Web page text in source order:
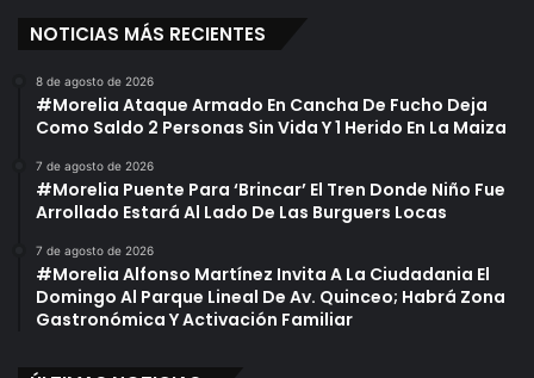
NOTICIAS MÁS RECIENTES
8 de agosto de 2026
#Morelia Ataque Armado En Cancha De Fucho Deja
Como Saldo 2 Personas Sin Vida Y 1 Herido En La Maiza
7 de agosto de 2026
#Morelia Puente Para ‘Brincar’ El Tren Donde Niño Fue
Arrollado Estará Al Lado De Las Burguers Locas
7 de agosto de 2026
#Morelia Alfonso Martínez Invita A La Ciudadania El
Domingo Al Parque Lineal De Av. Quinceo; Habrá Zona
Gastronómica Y Activación Familiar